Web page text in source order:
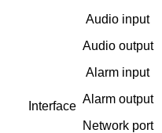
Interface
Audio input
Audio output
Alarm input
Alarm output
Network port